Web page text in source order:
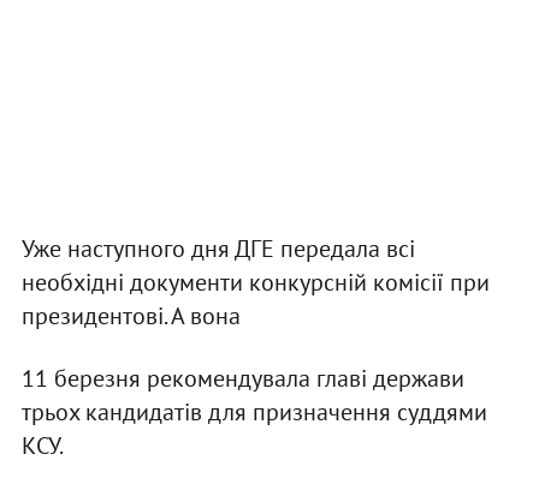
Уже наступного дня ДГЕ передала всі
необхідні документи конкурсній комісії при
президентові. А вона
11 березня рекомендувала главі держави
трьох кандидатів для призначення суддями
КСУ.